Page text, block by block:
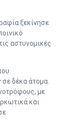
ξεκίνησε
αστυνομικές
σε δέκα άτομα.
με
και